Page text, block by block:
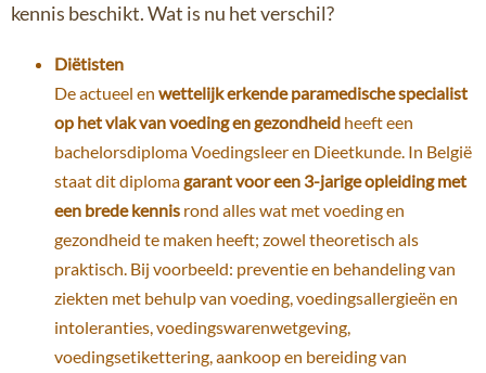
kennis beschikt. Wat is nu het verschil?
Diëtisten
De actueel en wettelijk erkende paramedische specialist
op het vlak van voeding en gezondheid heeft een
bachelorsdiploma Voedingsleer en Dieetkunde. In België
staat dit diplomagarant voor een 3-jarige opleiding met
een brede kennis rond alles wat met voeding en
gezondheid te maken heeft; zowel theoretisch als
praktisch. Bij voorbeeld: preventie en behandeling van
ziekten met behulp van voeding, voedingsallergieën en
intoleranties, voedingswarenwetgeving,
voedingsetikettering, aankoop en bereiding van